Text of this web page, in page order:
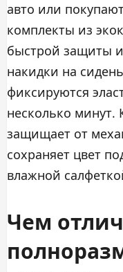
авто или
комплекты из
быстрой защиты
накидки на
фиксируются
несколько минут.
защищает от
сохраняет цвет
влажной
Чем